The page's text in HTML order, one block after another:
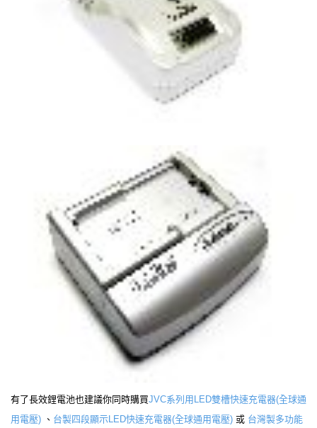
有了長效鋰電池也建議你同時購買JVC系列用LED雙槽快速充電器(全球通
用電壓) 、 台製四段顯示LED快速充電器(全球通用電壓) 或 台灣製多功能